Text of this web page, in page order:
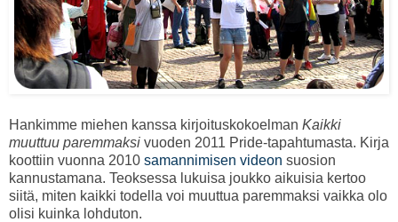
Hankimme miehen kanssa kirjoituskokoelman Kaikki
muuttuu paremmaksi vuoden 2011 Pride-tapahtumasta. Kirja
koottiin vuonna 2010 samannimisen videon suosion
kannustamana. Teoksessa lukuisa joukko aikuisia kertoo
siitä, miten kaikki todella voi muuttua paremmaksi vaikka olo
olisi kuinka lohduton.